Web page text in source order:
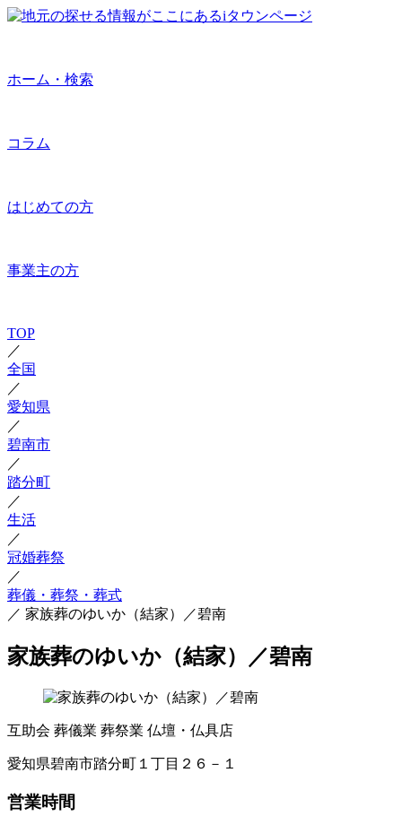
ホーム・検索
コラム
はじめての方
事業主の方
TOP
／
全国
／
愛知県
／
碧南市
／
踏分町
／
生活
／
冠婚葬祭
／
葬儀・葬祭・葬式
／ 家族葬のゆいか（結家）／碧南
家族葬のゆいか（結家）／碧南
互助会 葬儀業 葬祭業 仏壇・仏具店
愛知県碧南市踏分町１丁目２６－１
営業時間